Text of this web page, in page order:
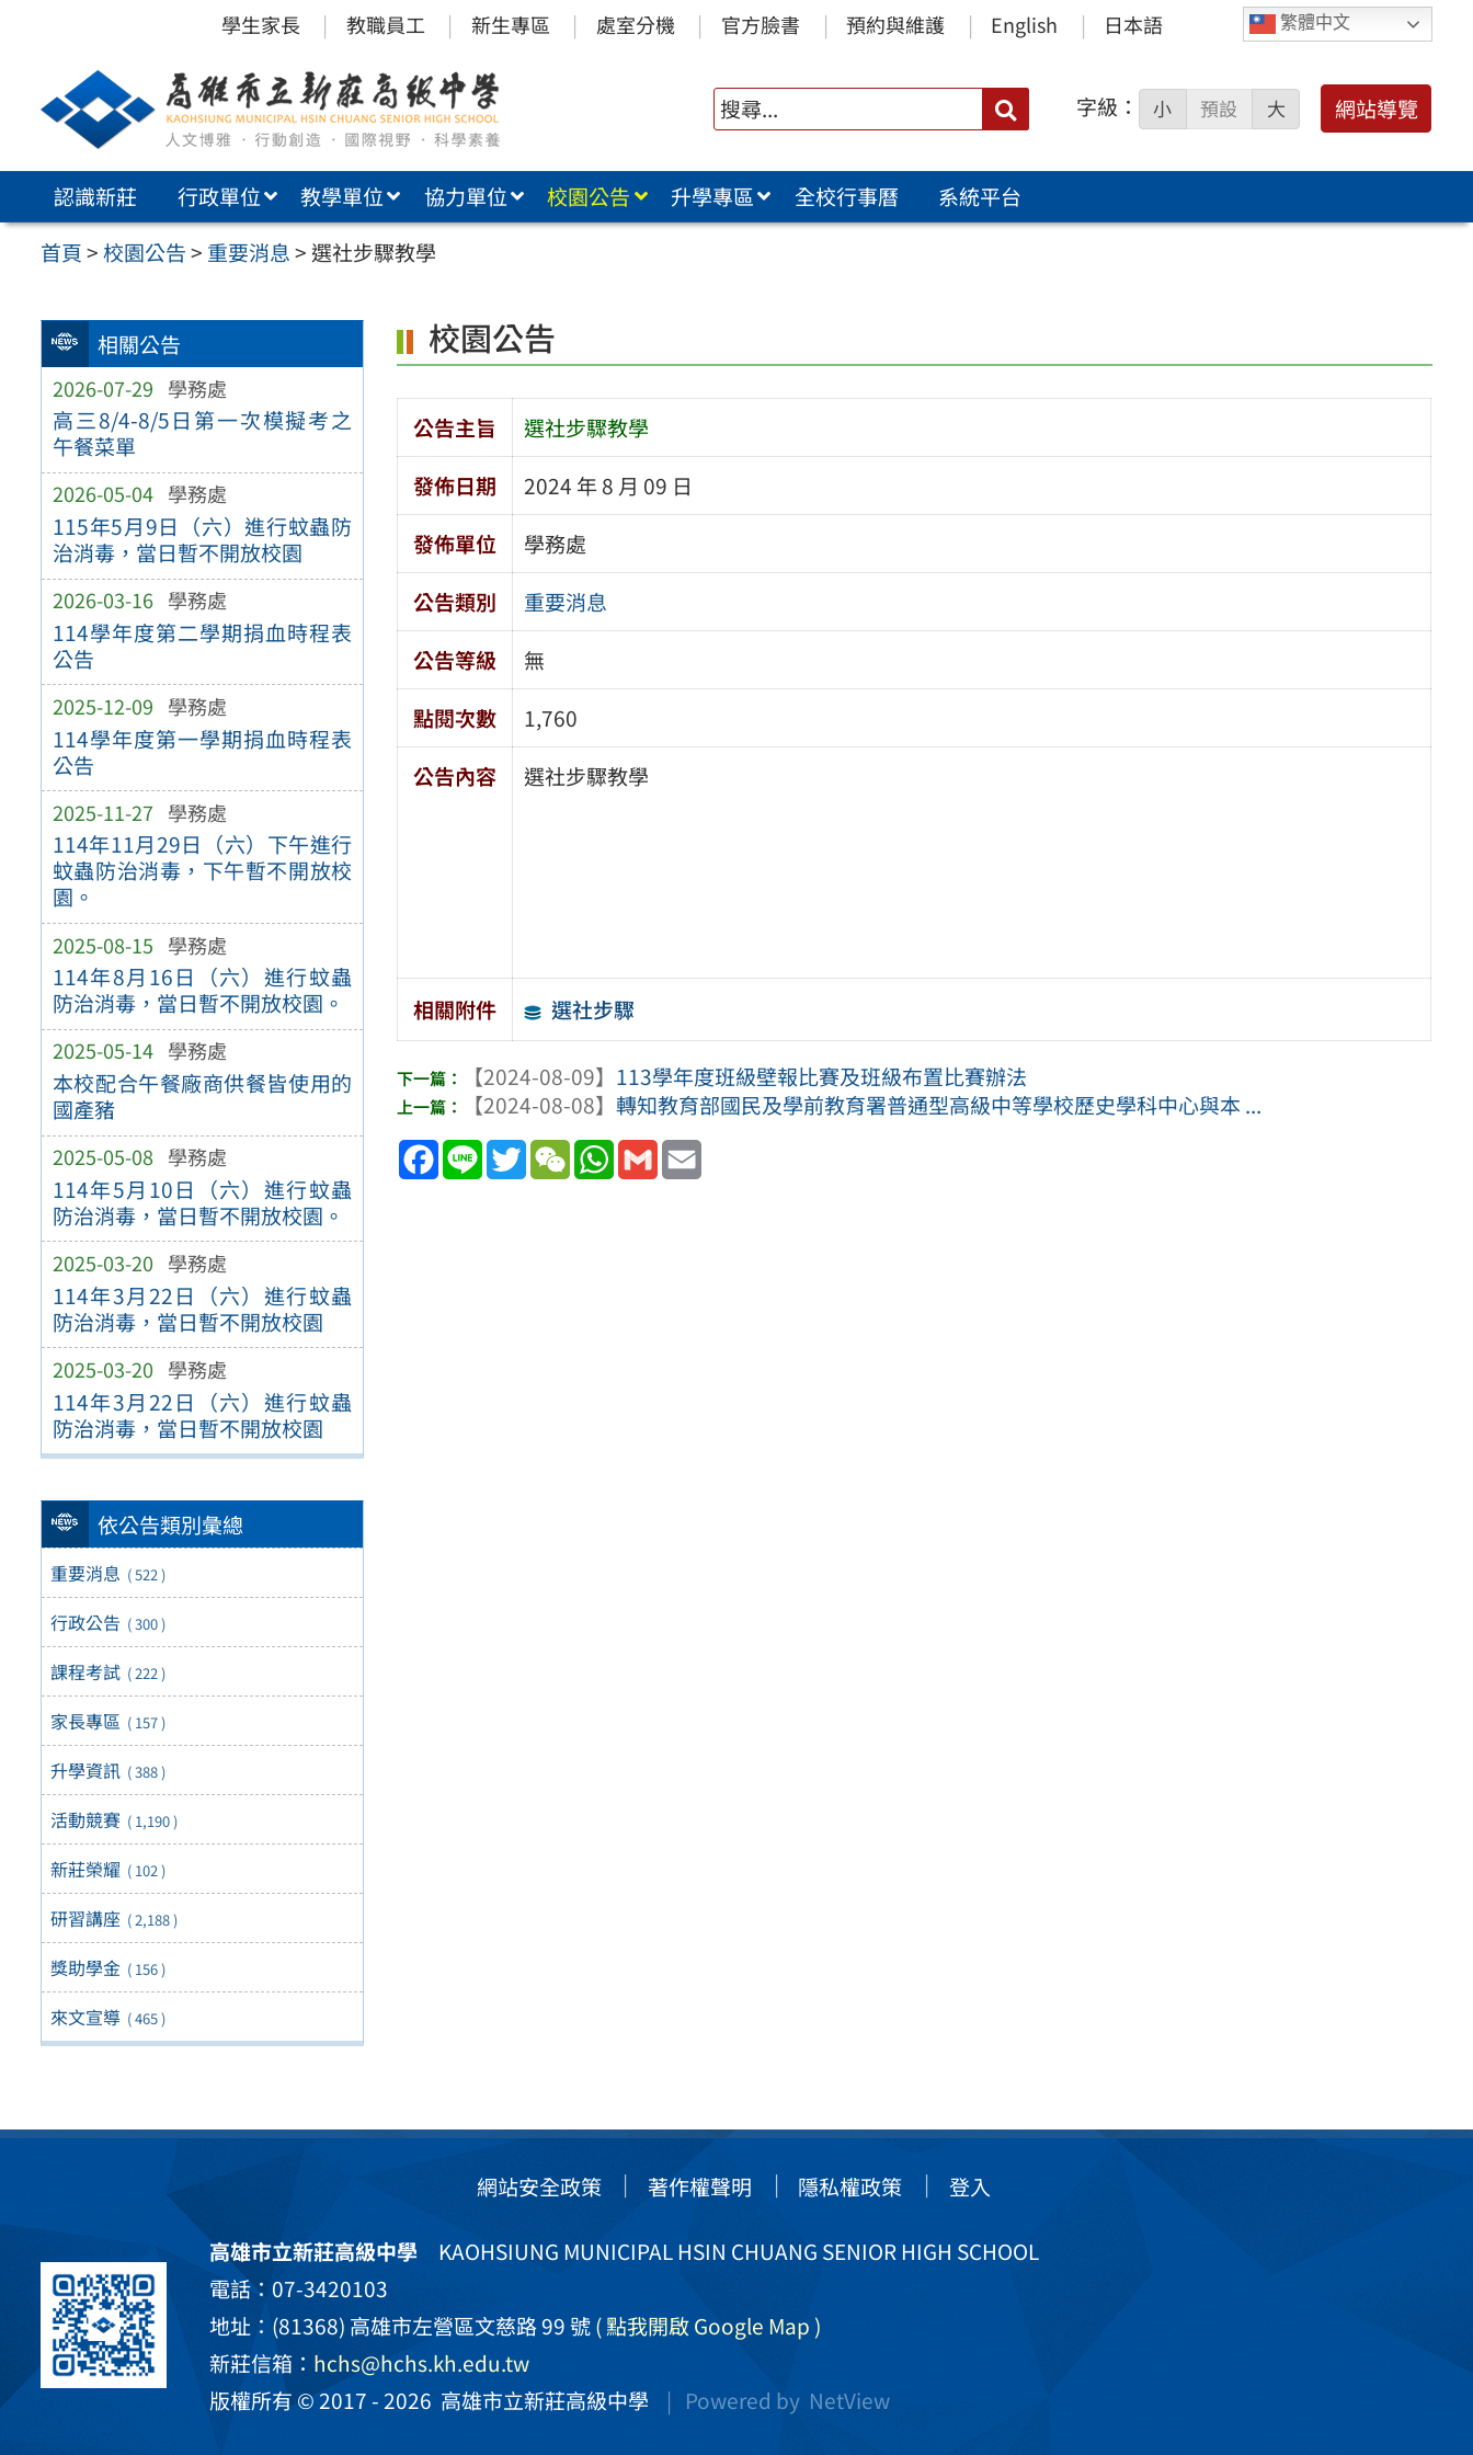
內
繁體中文
學生家長 教職員工 新生專區 處室分機 官方臉書 預約與維護 English 日本語
搜
尋：
字級： 小 預設 大 網站導覽
認識新莊 行政單位 教學單位 協力單位 校園公告 升學專區 全校行事曆
系統平台
首頁>校園公告> 重要消息>選社步驟教學
相關公告
2026-07-29 學務處
高三8/4-8/5日第一次模擬考之
午餐菜單
2026-05-04 學務處
115年5月9日（六）進行蚊蟲防
治消毒，當日暫不開放校園
2026-03-16 學務處
114學年度第二學期捐血時程表
公告
2025-12-09 學務處
114學年度第一學期捐血時程表
公告
2025-11-27 學務處
114年11月29日（六）下午進行
蚊蟲防治消毒，下午暫不開放校
園。
2025-08-15 學務處
114年8月16日（六）進行蚊蟲
防治消毒，當日暫不開放校園。
2025-05-14 學務處
本校配合午餐廠商供餐皆使用的
國產豬
2025-05-08 學務處
114年5月10日（六）進行蚊蟲
防治消毒，當日暫不開放校園。
2025-03-20 學務處
114年3月22日（六）進行蚊蟲
防治消毒，當日暫不開放校園
2025-03-20 學務處
114年3月22日（六）進行蚊蟲
防治消毒，當日暫不開放校園
依公告類別彙總
重要消息 ( 522 )
行政公告 ( 300 )
課程考試 ( 222 )
家長專區 ( 157 )
升學資訊 ( 388 )
活動競賽 ( 1,190 )
新莊榮耀 ( 102 )
研習講座 ( 2,188 )
獎助學金 ( 156 )
來文宣導 ( 465 )
校園公告
公告主旨
選社步驟教學
發佈日期
2024 年 8 月 09 日
發佈單位
學務處
公告類別
重要消息
公告等級
無
點閱次數
1,760
公告內容
選社步驟教學
相關附件 選社步驟
【2024-08-09】 113學年度班級壁報比賽及班級布置比賽辦法
【2024-08-08】轉知教育部國民及學前教育署普通型高級中等學校歷史學科中心與本 ...
Facebook
Line TwitterWeChatWhatsApp
Gmail
網站安全政策 著作權聲明 隱私權政策 登入
高雄市立新莊高級中學KAOHSIUNG MUNICIPAL HSIN CHUANG SENIOR HIGH SCHOOL
電話：07-3420103
地址：(81368) 高雄市左營區文慈路 99 號( 點我開啟 Google Map )
新莊信箱： hchs@hchs.kh.edu.tw
版權所有 © 2017 - 2026 高雄市立新莊高級中學 | Powered by NetView